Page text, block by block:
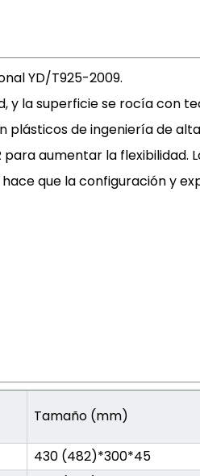
YD/T925-2009.
y la superficie se rocía con
plásticos de ingeniería de
aumentar la flexibilidad.
que la configuración y
Tamaño (mm)
430 (482)*300*45